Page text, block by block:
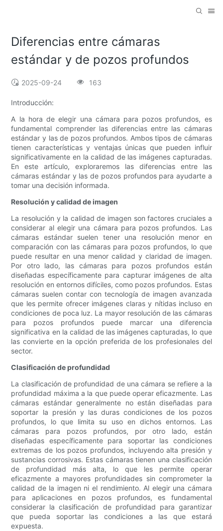
Diferencias entre cámaras
estándar y de pozos profundos
2025-09-24 163
Introducción:
A la hora de elegir una cámara para pozos profundos, es
fundamental comprender las diferencias entre las cámaras
estándar y las de pozos profundos. Ambos tipos de cámaras
tienen características y ventajas únicas que pueden influir
significativamente en la calidad de las imágenes capturadas.
En este artículo, exploraremos las diferencias entre las
cámaras estándar y las de pozos profundos para ayudarte a
tomar una decisión informada.
Resolución y calidad de imagen
La resolución y la calidad de imagen son factores cruciales a
considerar al elegir una cámara para pozos profundos. Las
cámaras estándar suelen tener una resolución menor en
comparación con las cámaras para pozos profundos, lo que
puede resultar en una menor calidad y claridad de imagen.
Por otro lado, las cámaras para pozos profundos están
diseñadas específicamente para capturar imágenes de alta
resolución en entornos difíciles, como pozos profundos. Estas
cámaras suelen contar con tecnología de imagen avanzada
que les permite ofrecer imágenes claras y nítidas incluso en
condiciones de poca luz. La mayor resolución de las cámaras
para pozos profundos puede marcar una diferencia
significativa en la calidad de las imágenes capturadas, lo que
las convierte en la opción preferida de los profesionales del
sector.
Clasificación de profundidad
La clasificación de profundidad de una cámara se refiere a la
profundidad máxima a la que puede operar eficazmente. Las
cámaras estándar generalmente no están diseñadas para
soportar la presión y las duras condiciones de los pozos
profundos, lo que limita su uso en dichos entornos. Las
cámaras para pozos profundos, por otro lado, están
diseñadas específicamente para soportar las condiciones
extremas de los pozos profundos, incluyendo alta presión y
sustancias corrosivas. Estas cámaras tienen una clasificación
de profundidad más alta, lo que les permite operar
eficazmente a mayores profundidades sin comprometer la
calidad de la imagen ni el rendimiento. Al elegir una cámara
para aplicaciones en pozos profundos, es fundamental
considerar la clasificación de profundidad para garantizar
que pueda soportar las condiciones a las que estará
expuesta.